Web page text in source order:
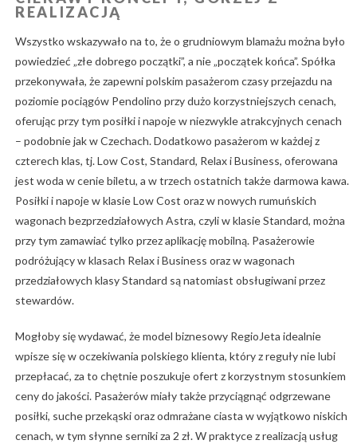
REALIZACJĄ
Wszystko wskazywało na to, że o grudniowym blamażu można było
powiedzieć „złe dobrego początki”, a nie „początek końca”. Spółka
przekonywała, że zapewni polskim pasażerom czasy przejazdu na
poziomie pociągów Pendolino przy dużo korzystniejszych cenach,
oferując przy tym posiłki i napoje w niezwykle atrakcyjnych cenach
– podobnie jak w Czechach. Dodatkowo pasażerom w każdej z
czterech klas, tj. Low Cost, Standard, Relax i Business, oferowana
jest woda w cenie biletu, a w trzech ostatnich także darmowa kawa.
Posiłki i napoje w klasie Low Cost oraz w nowych rumuńskich
wagonach bezprzedziałowych Astra, czyli w klasie Standard, można
przy tym zamawiać tylko przez aplikację mobilną. Pasażerowie
podróżujący w klasach Relax i Business oraz w wagonach
przedziałowych klasy Standard są natomiast obsługiwani przez
stewardów.
Mogłoby się wydawać, że model biznesowy RegioJeta idealnie
wpisze się w oczekiwania polskiego klienta, który z reguły nie lubi
przepłacać, za to chętnie poszukuje ofert z korzystnym stosunkiem
ceny do jakości. Pasażerów miały także przyciągnąć odgrzewane
posiłki, suche przekąski oraz odmrażane ciasta w wyjątkowo niskich
cenach, w tym słynne serniki za 2 zł. W praktyce z realizacją usług